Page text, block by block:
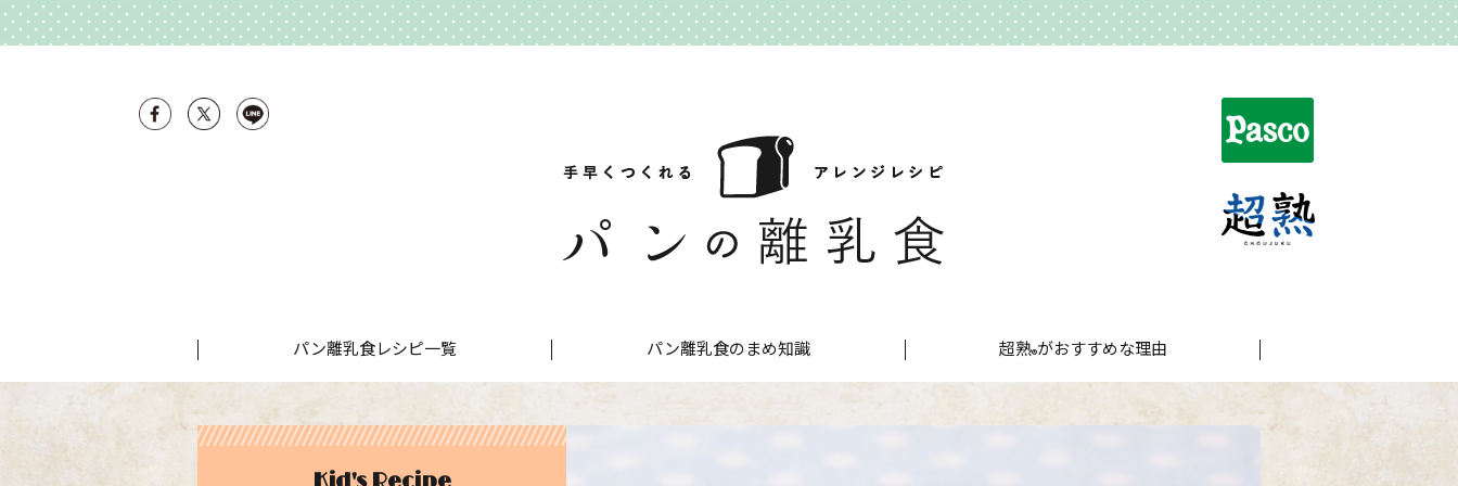
パン離乳食レシピ一覧 パン離乳食のまめ知識 超熟®がおすすめな理由